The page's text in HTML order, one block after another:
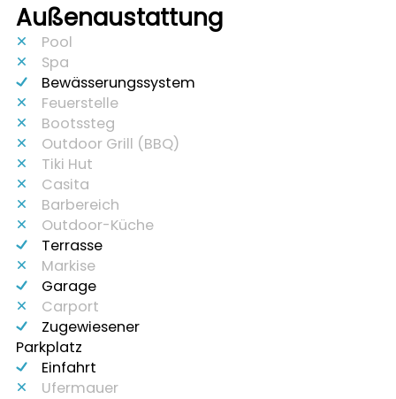
Außenaustattung
Pool
Spa
Bewässerungssystem
Feuerstelle
Bootssteg
Outdoor Grill (BBQ)
Tiki Hut
Casita
Barbereich
Outdoor-Küche
Terrasse
Markise
Garage
Carport
Zugewiesener
Parkplatz
Einfahrt
Ufermauer